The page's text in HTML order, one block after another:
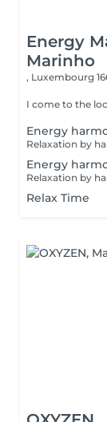
Energy
Marinho
, Luxembourg
I come to the
Energy
Relaxation by
Energy
Relaxation by
Relax Time